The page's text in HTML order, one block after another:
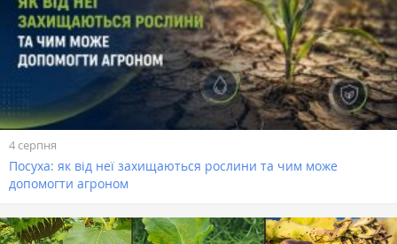
4 серпня
Посуха: як від неї захищаються рослини та чим може
допомогти агроном